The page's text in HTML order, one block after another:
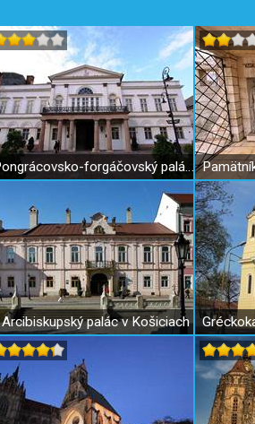
Pongrácovsko-forgáčovský palác v Košiciach
Arcibiskupský palác v Košiciach